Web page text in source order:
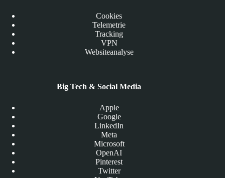
Cookies
Telemetrie
Tracking
VPN
Websiteanalyse
Big Tech & Social Media
Apple
Google
LinkedIn
Meta
Microsoft
OpenAI
Pinterest
Twitter